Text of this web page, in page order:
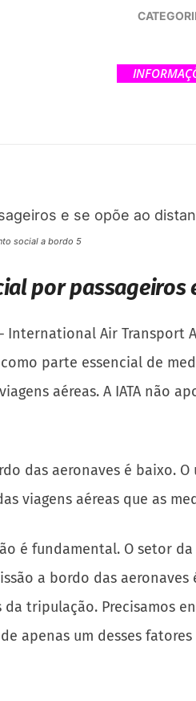
social a bordo 5
por
International Air
parte essencial de
aéreas. A IATA não
das aeronaves é baixo.
viagens aéreas que as
é fundamental. O setor
a bordo das
tripulação. Precisamos
apenas um desses